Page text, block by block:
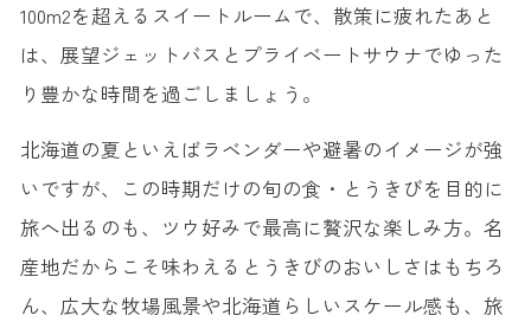
100m2を超えるスイートルームで、散策に疲れたあと
は、展望ジェットバスとプライベートサウナでゆった
り豊かな時間を過ごしましょう。
北海道の夏といえばラベンダーや避暑のイメージが強
いですが、この時期だけの旬の食・とうきびを目的に
旅へ出るのも、ツウ好みで最高に贅沢な楽しみ方。名
産地だからこそ味わえるとうきびのおいしさはもちろ
ん、広大な牧場風景や北海道らしいスケール感も、旅